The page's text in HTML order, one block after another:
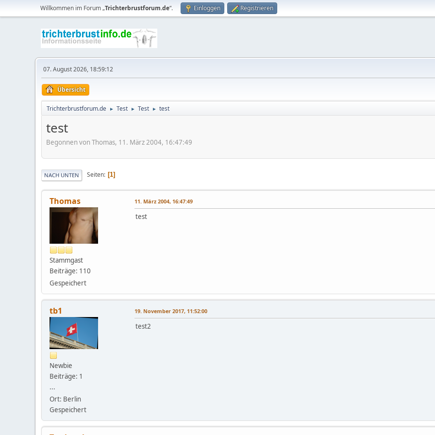
Willkommen im Forum „Trichterbrustforum.de“. Einloggen Registrieren
07. August 2026, 18:59:12
Übersicht
Trichterbrustforum.de ► Test ► Test ► test
test
Begonnen von Thomas, 11. März 2004, 16:47:49
NACH UNTEN Seiten 1
Thomas
Stammgast
Beiträge: 110
Gespeichert
11. März 2004, 16:47:49
test
tb1
Newbie
Beiträge: 1
...
Ort: Berlin
Gespeichert
19. November 2017, 11:52:00
test2